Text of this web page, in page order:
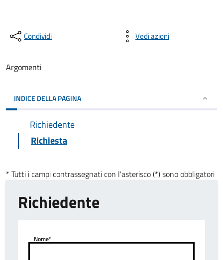
Condividi Vedi azioni
Argomenti
INDICE DELLA PAGINA
Richiedente
Richiesta
* Tutti i campi contrassegnati con l'asterisco (*) sono obbligatori
Richiedente
Nome*